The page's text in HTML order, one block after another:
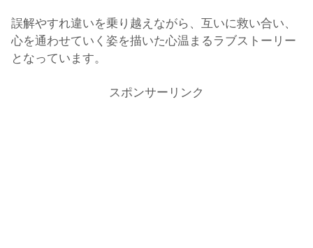
誤解やすれ違いを乗り越えながら、互いに救い合い、
心を通わせていく姿を描いた心温まるラブストーリー
となっています。
スポンサーリンク